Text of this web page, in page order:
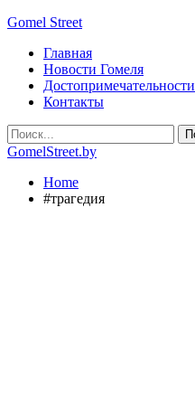
Gomel Street
Главная
Новости Гомеля
Достопримечательности
Контакты
GomelStreet.by
Home
#трагедия